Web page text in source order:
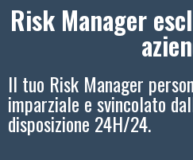
Risk Manager
Il tuo Risk Manager
imparziale e svincolato
disposizione 24H/24.